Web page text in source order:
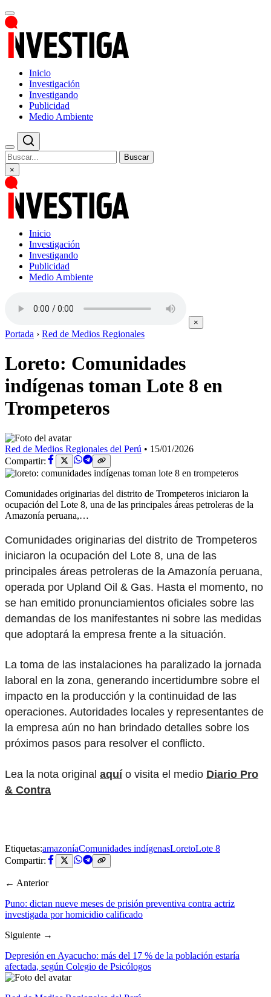
Inicio
Investigación
Investigando
Publicidad
Medio Ambiente
Buscar
×
Inicio
Investigación
Investigando
Publicidad
Medio Ambiente
×
Portada › Red de Medios Regionales
Loreto: Comunidades
indígenas toman Lote 8 en
Trompeteros
Red de Medios Regionales del Perú • 15/01/2026
Compartir:
Comunidades originarias del distrito de Trompeteros iniciaron la
ocupación del Lote 8, una de las principales áreas petroleras de la
Amazonía peruana,…
Comunidades originarias del distrito de Trompeteros
iniciaron la ocupación del Lote 8, una de las
principales áreas petroleras de la Amazonía peruana,
operada por Upland Oil & Gas. Hasta el momento, no
se han emitido pronunciamientos oficiales sobre las
demandas de los manifestantes ni sobre las medidas
que adoptará la empresa frente a la situación.
La toma de las instalaciones ha paralizado la jornada
laboral en la zona, generando incertidumbre sobre el
impacto en la producción y la continuidad de las
operaciones. Autoridades locales y representantes de
la empresa aún no han brindado detalles sobre los
próximos pasos para resolver el conflicto.
Lea la nota original aquí o visita el medio Diario Pro
& Contra
Etiquetas:amazoníaComunidades indígenasLoretoLote 8
Compartir:
← Anterior
Puno: dictan nueve meses de prisión preventiva contra actriz
investigada por homicidio calificado
Siguiente →
Depresión en Ayacucho: más del 17 % de la población estaría
afectada, según Colegio de Psicólogos